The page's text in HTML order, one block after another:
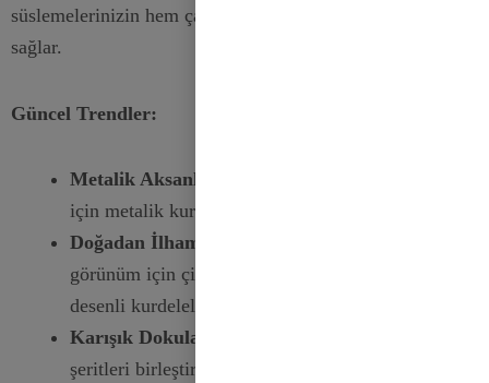
süslemelerinizin hem çağdaş hem de zamansız olmasını
sağlar.
Güncel Trendler:
Metalik Aksanlar:
için metalik kurdeleler ekleyin.
Doğadan İlham Alan Tasarımlar:
görünüm için çiçek, dut veya sonbahar yaprağı
desenli kurdeleler kullanın.
Karışık Dokular:
şeritleri birleştirerek katmanlı ve dokulu bir